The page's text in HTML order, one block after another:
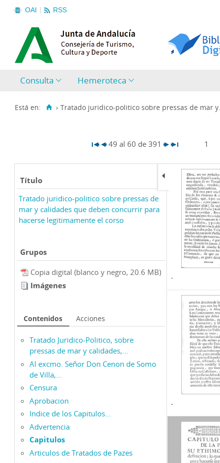
OAI RSS
Consulta Hemeroteca
Está en: › Tratado juridico-politico sobre pressas de mar
49 al 60 de 391 1
Título
Tratado juridico-politico sobre pressas de
mar y calidades que deben concurrir para
hacerse legitimamente el corso
Grupos
Copia digital (blanco y negro, 20.6 MB)
Imágenes
Contenidos Acciones
Tratado Juridico-Politico, sobre
pressas de mar y calidades,...
Al excmo. Señor Don Cenon de Somo
de Villa,...
Censura
Aprobacion
Indice de los Capitulos...
Advertencia
Capitulos
Articulos de Tratados de Pazes
-
-